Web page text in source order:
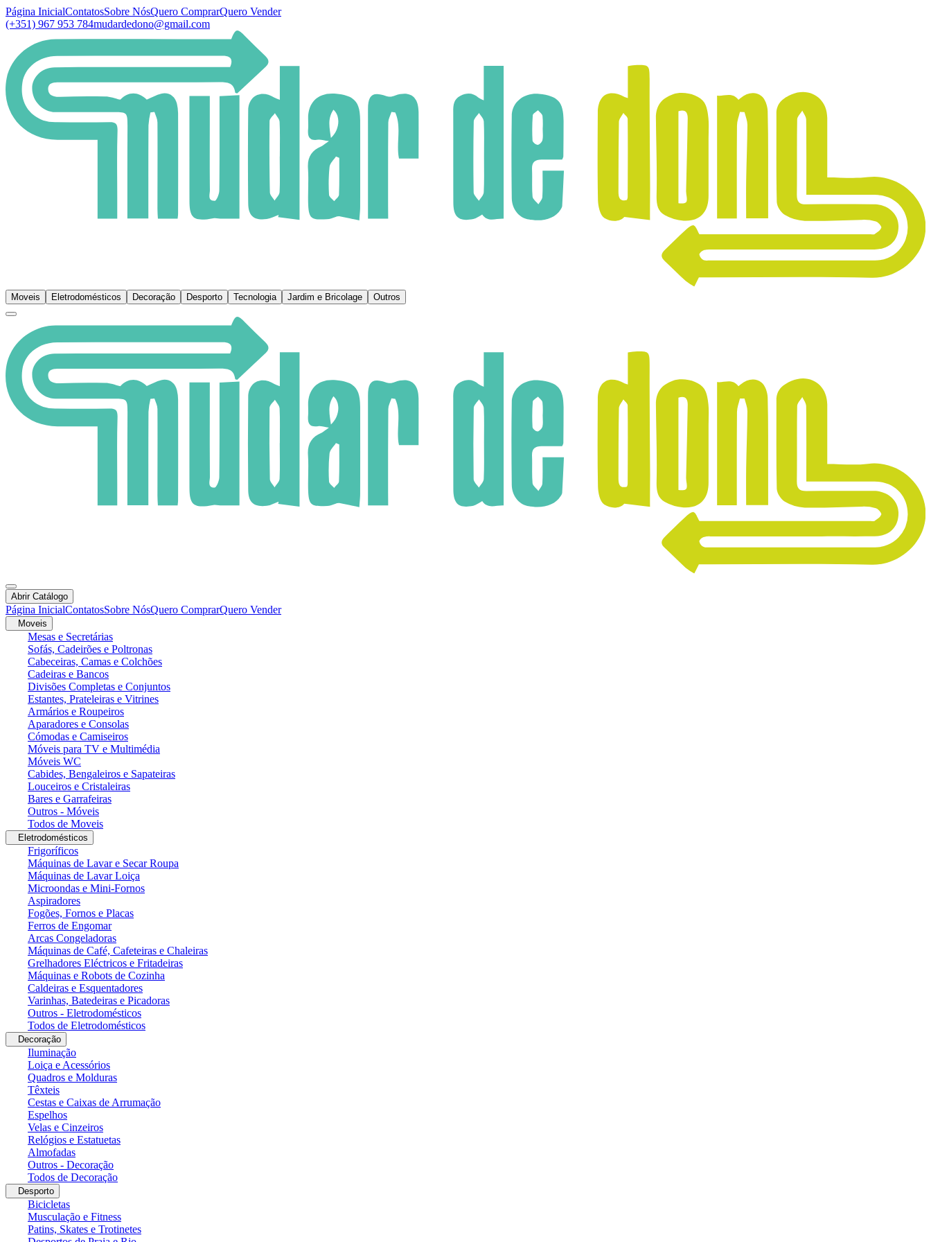
Página InicialContatosSobre NósQuero ComprarQuero Vender
(+351) 967 953 784mudardedono@gmail.com
Moveis Eletrodomésticos Decoração Desporto Tecnologia Jardim e Bricolage Outros
Abrir Catálogo
Página InicialContatosSobre NósQuero ComprarQuero Vender
Moveis
Mesas e Secretárias
Sofás, Cadeirões e Poltronas
Cabeceiras, Camas e Colchões
Cadeiras e Bancos
Divisões Completas e Conjuntos
Estantes, Prateleiras e Vitrines
Armários e Roupeiros
Aparadores e Consolas
Cómodas e Camiseiros
Móveis para TV e Multimédia
Móveis WC
Cabides, Bengaleiros e Sapateiras
Louceiros e Cristaleiras
Bares e Garrafeiras
Outros - Móveis
Todos de Moveis
Eletrodomésticos
Frigoríficos
Máquinas de Lavar e Secar Roupa
Máquinas de Lavar Loiça
Microondas e Mini-Fornos
Aspiradores
Fogões, Fornos e Placas
Ferros de Engomar
Arcas Congeladoras
Máquinas de Café, Cafeteiras e Chaleiras
Grelhadores Eléctricos e Fritadeiras
Máquinas e Robots de Cozinha
Caldeiras e Esquentadores
Varinhas, Batedeiras e Picadoras
Outros - Eletrodomésticos
Todos de Eletrodomésticos
Decoração
Iluminação
Loiça e Acessórios
Quadros e Molduras
Têxteis
Cestas e Caixas de Arrumação
Espelhos
Velas e Cinzeiros
Relógios e Estatuetas
Almofadas
Outros - Decoração
Todos de Decoração
Desporto
Bicicletas
Musculação e Fitness
Patins, Skates e Trotinetes